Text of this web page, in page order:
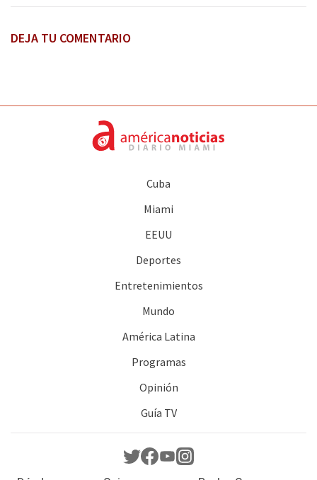
DEJA TU COMENTARIO
Cuba
Miami
EEUU
Deportes
Entretenimientos
Mundo
América Latina
Programas
Opinión
Guía TV